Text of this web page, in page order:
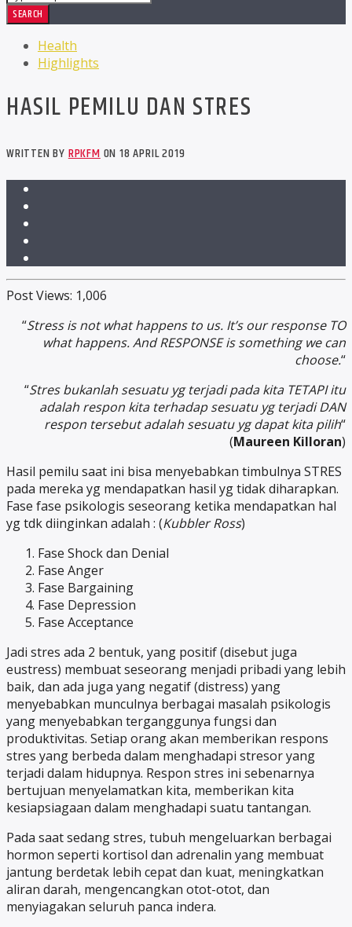
Health
Highlights
HASIL PEMILU DAN STRES
WRITTEN BYRPKFMON 18 APRIL 2019
Post Views: 1,006
“Stress is not what happens to us. It’s our response TO
what happens. And RESPONSE is something we can
choose.“
“Stres bukanlah sesuatu yg terjadi pada kita TETAPI itu
adalah respon kita terhadap sesuatu yg terjadi DAN
respon tersebut adalah sesuatu yg dapat kita pilih“
(Maureen Killoran)
Hasil pemilu saat ini bisa menyebabkan timbulnya STRES
pada mereka yg mendapatkan hasil yg tidak diharapkan.
Fase fase psikologis seseorang ketika mendapatkan hal
yg tdk diinginkan adalah : (Kubbler Ross)
Fase Shock dan Denial
Fase Anger
Fase Bargaining
Fase Depression
Fase Acceptance
Jadi stres ada 2 bentuk, yang positif (disebut juga
eustress) membuat seseorang menjadi pribadi yang lebih
baik, dan ada juga yang negatif (distress) yang
menyebabkan munculnya berbagai masalah psikologis
yang menyebabkan terganggunya fungsi dan
produktivitas. Setiap orang akan memberikan respons
stres yang berbeda dalam menghadapi stresor yang
terjadi dalam hidupnya. Respon stres ini sebenarnya
bertujuan menyelamatkan kita, memberikan kita
kesiapsiagaan dalam menghadapi suatu tantangan.
Pada saat sedang stres, tubuh mengeluarkan berbagai
hormon seperti kortisol dan adrenalin yang membuat
jantung berdetak lebih cepat dan kuat, meningkatkan
aliran darah, mengencangkan otot-otot, dan
menyiagakan seluruh panca indera.